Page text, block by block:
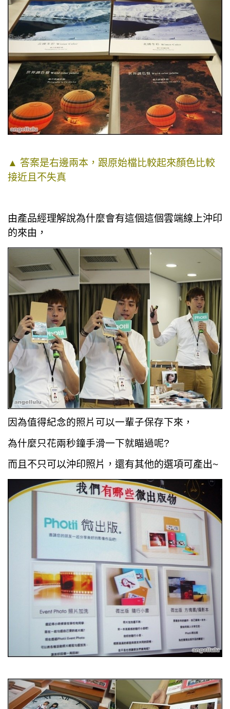
▲ 答案是右邊兩本，跟原始檔比較起來顏色比較
接近且不失真
由產品經理解說為什麼會有這個這個雲端線上沖印
的來由，
因為值得紀念的照片可以一輩子保存下來，
為什麼只花兩秒鐘手滑一下就瞄過呢?
而且不只可以沖印照片，還有其他的選項可產出~